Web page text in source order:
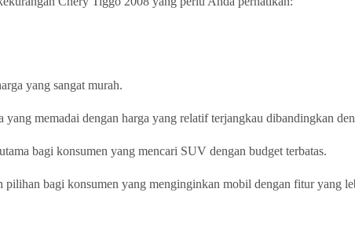
yang sangat murah.
memadai dengan harga yang relatif terjangkau dibandingkan
bagi konsumen yang mencari SUV dengan budget terbatas.
bagi konsumen yang menginginkan mobil dengan fitur yang